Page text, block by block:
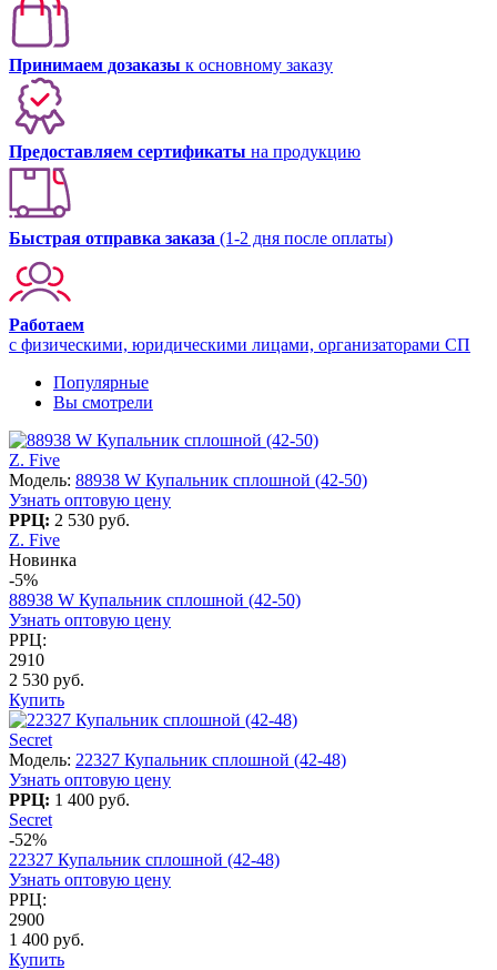
Принимаем дозаказы к основному заказу
Предоставляем сертификаты на продукцию
Быстрая отправка заказа (1-2 дня после оплаты)
Работаем
с физическими, юридическими лицами, организаторами СП
Популярные
Вы смотрели
Z. Five
Модель: 88938 W Купальник сплошной (42-50)
Узнать оптовую цену
РРЦ: 2 530 руб.
Z. Five
Новинка
-5%
88938 W Купальник сплошной (42-50)
Узнать оптовую цену
РРЦ:
2910
2 530 руб.
Купить
Secret
Модель: 22327 Купальник сплошной (42-48)
Узнать оптовую цену
РРЦ: 1 400 руб.
Secret
-52%
22327 Купальник сплошной (42-48)
Узнать оптовую цену
РРЦ:
2900
1 400 руб.
Купить